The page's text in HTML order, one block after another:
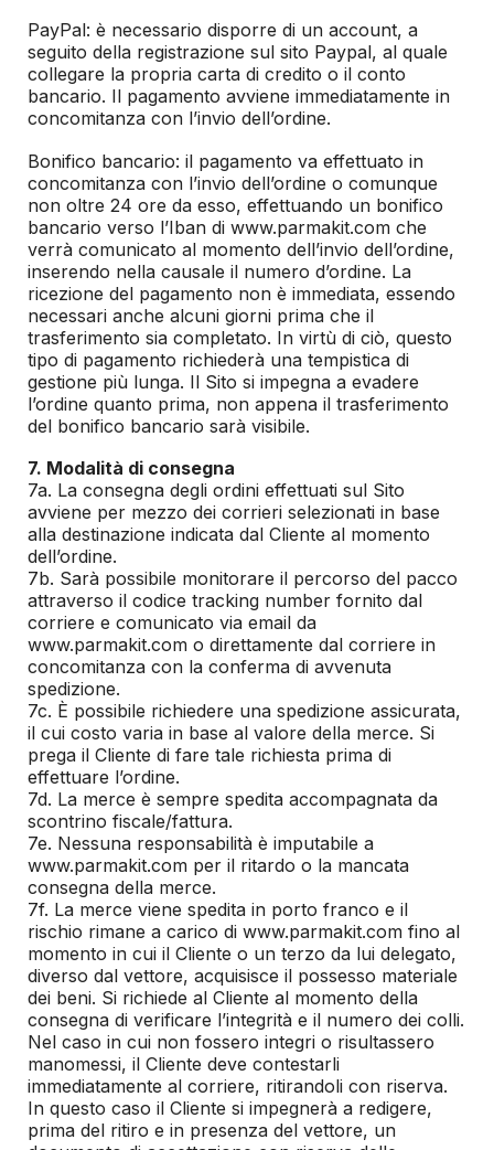
PayPal: è necessario disporre di un account, a
seguito della registrazione sul sito Paypal, al quale
collegare la propria carta di credito o il conto
bancario. Il pagamento avviene immediatamente in
concomitanza con l’invio dell’ordine.
Bonifico bancario: il pagamento va effettuato in
concomitanza con l’invio dell’ordine o comunque
non oltre 24 ore da esso, effettuando un bonifico
bancario verso l’Iban di www.parmakit.com che
verrà comunicato al momento dell’invio dell’ordine,
inserendo nella causale il numero d’ordine. La
ricezione del pagamento non è immediata, essendo
necessari anche alcuni giorni prima che il
trasferimento sia completato. In virtù di ciò, questo
tipo di pagamento richiederà una tempistica di
gestione più lunga. Il Sito si impegna a evadere
l’ordine quanto prima, non appena il trasferimento
del bonifico bancario sarà visibile.
7. Modalità di consegna
7a. La consegna degli ordini effettuati sul Sito
avviene per mezzo dei corrieri selezionati in base
alla destinazione indicata dal Cliente al momento
dell’ordine.
7b. Sarà possibile monitorare il percorso del pacco
attraverso il codice tracking number fornito dal
corriere e comunicato via email da
www.parmakit.com o direttamente dal corriere in
concomitanza con la conferma di avvenuta
spedizione.
7c. È possibile richiedere una spedizione assicurata,
il cui costo varia in base al valore della merce. Si
prega il Cliente di fare tale richiesta prima di
effettuare l’ordine.
7d. La merce è sempre spedita accompagnata da
scontrino fiscale/fattura.
7e. Nessuna responsabilità è imputabile a
www.parmakit.com per il ritardo o la mancata
consegna della merce.
7f. La merce viene spedita in porto franco e il
rischio rimane a carico di www.parmakit.com fino al
momento in cui il Cliente o un terzo da lui delegato,
diverso dal vettore, acquisisce il possesso materiale
dei beni. Si richiede al Cliente al momento della
consegna di verificare l’integrità e il numero dei colli.
Nel caso in cui non fossero integri o risultassero
manomessi, il Cliente deve contestarli
immediatamente al corriere, ritirandoli con riserva.
In questo caso il Cliente si impegnerà a redigere,
prima del ritiro e in presenza del vettore, un